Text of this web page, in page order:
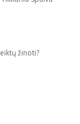
žinoti?